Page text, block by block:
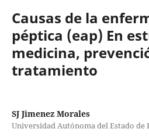
Causas de la
péptica (eap) En
medicina,
tratamiento
SJ Jimenez Morales
Universidad Autónoma del Estado de